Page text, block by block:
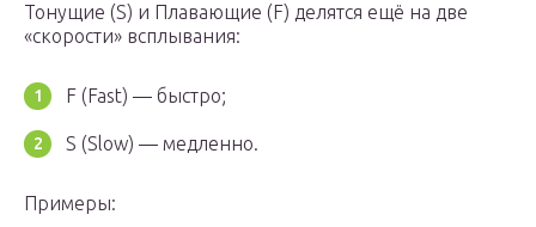
Тонущие (S) и Плавающие (F) делятся ещё на две
«скорости» всплывания:
F (Fast) — быстро;
S (Slow) — медленно.
Примеры: